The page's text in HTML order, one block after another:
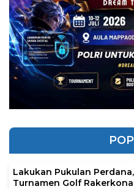
Lakukan Pukulan
Turnamen Golf